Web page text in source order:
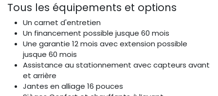
Tous les équipements et options
Un carnet d'entretien
Un financement possible jusque 60 mois
Une garantie 12 mois avec extension possible
jusque 60 mois
Assistance au stationnement avec capteurs avant
et arrière
Jantes en alliage 16 pouces